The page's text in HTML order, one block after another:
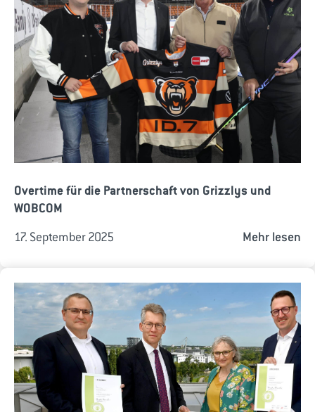
Overtime für die Partnerschaft von Grizzlys und
WOBCOM
17. September 2025 Mehr lesen